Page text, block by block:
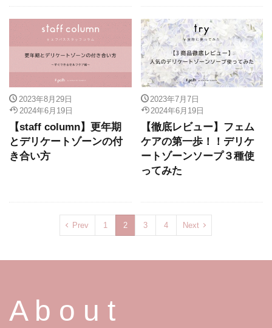
2023年8月29日
2024年6月19日
【staff column】更年期
とデリケートゾーンの付
き合い方
2023年7月7日
2024年6月19日
【徹底レビュー】フェム
ケアの第一歩！！デリケ
ートゾーンソープ３種使
ってみた
Prev 1 2 3 4 Next
A b o u t